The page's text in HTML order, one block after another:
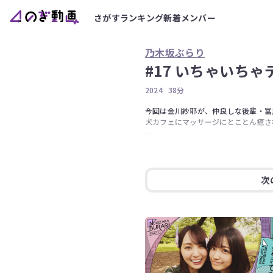
さがすランキング新着メンバー
乃木坂ぶらり
#17 いちゃいちゃ
2024 38分
今回は金川紗耶が、仲良しな後輩・
犬カフェにマッサージにとことん癒
次